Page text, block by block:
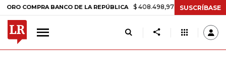
BANCO DE LA REPÚBLICA $ 408.498,97 +$ 8.753,81 +2,19%
SUSCRÍBASE